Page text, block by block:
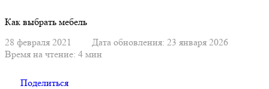
Как выбрать мебель
28 февраля 2021
Дата обновления: 23 января 2026
Время на чтение: 4 мин
Поделиться